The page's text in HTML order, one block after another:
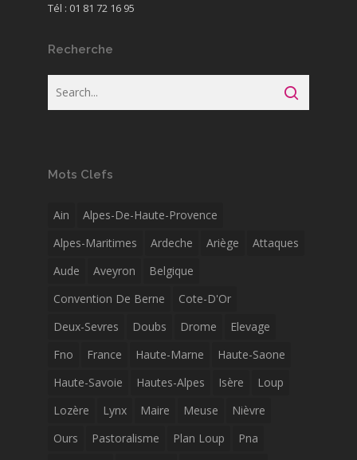
Tél : 01 81 72 16 95
Recherche
Mots Clefs
Ain
Alpes-De-Haute-Provence
Alpes-Maritimes
Ardeche Ariège
Attaques
Aude
Aveyron
Belgique
Convention De Berne
Cote-D'Or
Deux-Sevres
Doubs Drome
Elevage
Fno
France Haute-Marne
Haute-Saone
Haute-Savoie
Hautes-Alpes Isère
Loup
Lozère
Lynx Maire Meuse
Nièvre
Ours
Pastoralisme Plan Loup
Pna